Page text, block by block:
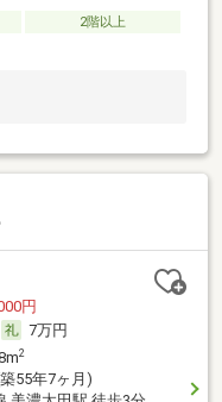
2階以上
円
7万円
2
55年7ヶ月)